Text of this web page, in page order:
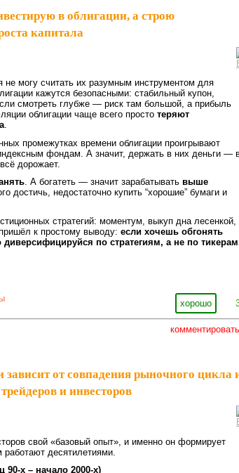
в облигации, а строю
капитала
не могу считать их разумным инструментом для
кажутся безопасными: стабильный купон,
смотреть глубже — риск там большой, а прибыль
облигации чаще всего просто теряют
промежутках времени облигации проигрывают
фондам. А значит, держать в них деньги —
дорожает.
. А богатеть — значит зарабатывать выше
достичь, недостаточно купить “хорошие” бумаги и
стратегий: моментум, выкуп дна лесенкой,
к простому выводу: если хочешь обгонять
по стратегиям, а не по
хорошо
комментировать
зависит от совпадения рыночного цикла
и инвесторов
свой «базовый опыт», и именно он формирует
работают десятилетиями.
90-х – начало 2000-х)